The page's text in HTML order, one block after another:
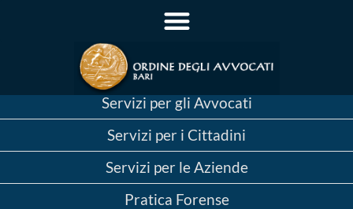
Servizi per gli Avvocati
Servizi per i Cittadini
Servizi per le Aziende
Pratica Forense